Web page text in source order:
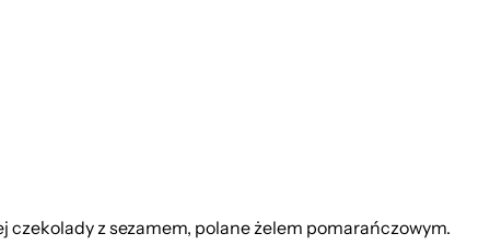
z sezamem, polane żelem pomarańczowym.